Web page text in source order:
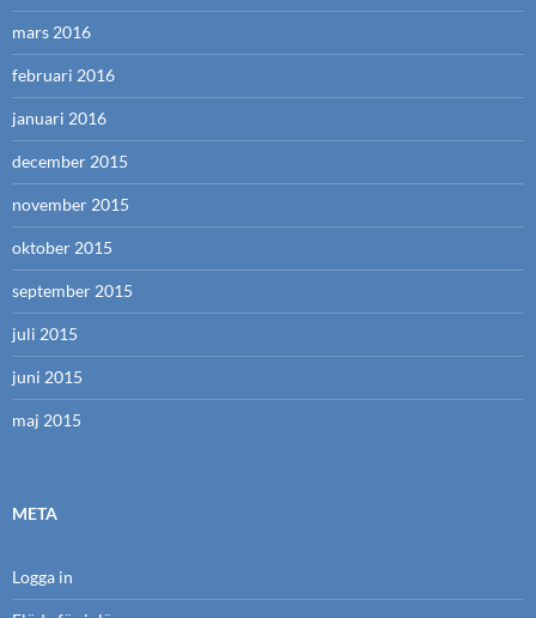
mars 2016
februari 2016
januari 2016
december 2015
november 2015
oktober 2015
september 2015
juli 2015
juni 2015
maj 2015
META
Logga in